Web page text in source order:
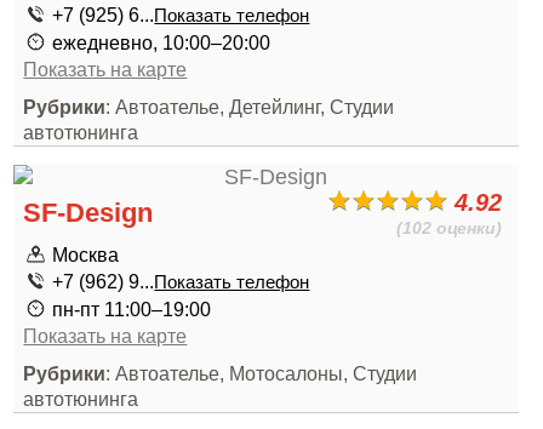
+7 (925) 6...Показать телефон
ежедневно, 10:00–20:00
Показать на карте
Рубрики: Автоателье, Детейлинг, Студии
автотюнинга
4.92
(102 оценки)
SF-Design
Москва
+7 (962) 9...Показать телефон
пн-пт 11:00–19:00
Показать на карте
Рубрики: Автоателье, Мотосалоны, Студии
автотюнинга